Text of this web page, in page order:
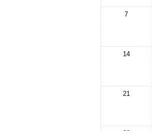
7
14
21